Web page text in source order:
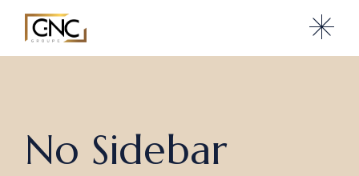
No Sidebar